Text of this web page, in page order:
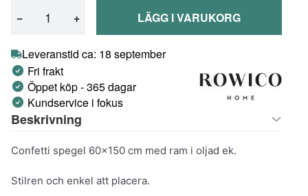
− + LÄGG I VARUKORG
Leveranstid ca: 18 september
Fri frakt
Öppet köp - 365 dagar
Kundservice i fokus
Beskrivning
Confetti spegel 60x150 cm med ram i oljad ek.
Stilren och enkel att placera.